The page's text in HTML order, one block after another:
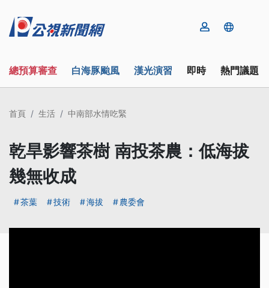
總預算審查 白海豚颱風 漢光演習 即時 熱門議題
首頁 生活 中南部水情吃緊
乾旱影響茶樹 南投茶農：低海拔
幾無收成
茶葉 技術 海拔 農委會